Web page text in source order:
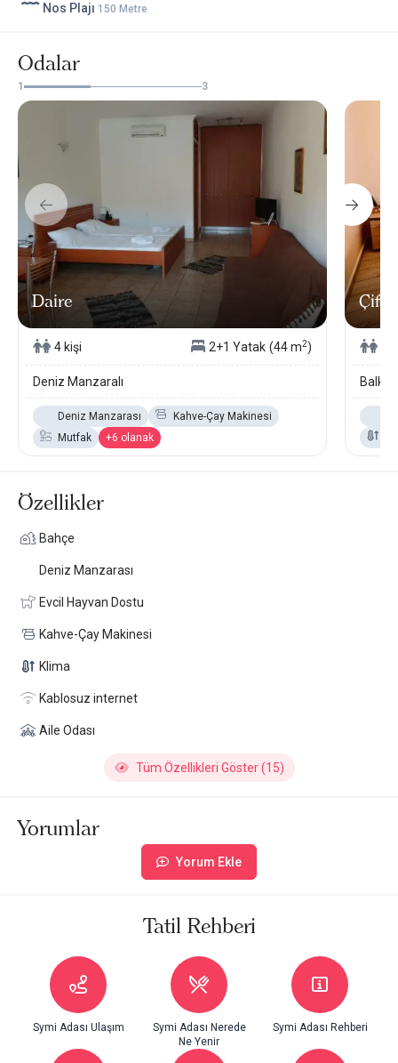
Nos Plajı 150 Metre
Odalar
1 3
Daire
4 kişi 2+1 Yatak (44 m2)
Deniz Manzaralı
Deniz Manzarası
Kahve-Çay Makinesi
Mutfak
+6 olanak
Çift
Özellikler
Bahçe
Deniz Manzarası
Evcil Hayvan Dostu
Kahve-Çay Makinesi
Klima
Kablosuz internet
Aile Odası
Tüm Özellikleri Göster (15)
Yorumlar
Yorum Ekle
Tatil Rehberi
Symi Adası Ulaşım
Symi Adası Nerede
Ne Yenir
Symi Adası Rehberi